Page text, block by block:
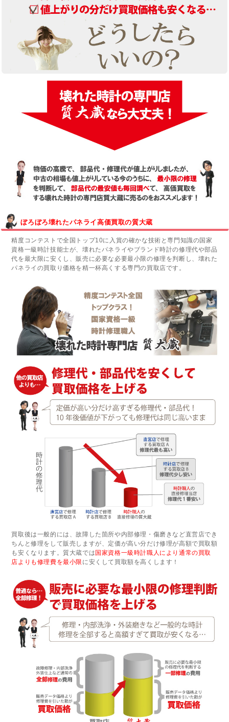
ぼろぼろ壊れたパネライ高価買取の質大蔵
精度コンテストで全国トップ10に入賞の確かな技術と専門知識の国家
資格一級時計技能士が、壊れたパネライやブランド時計の修理代や部品
代を最大限に安くし、販売に必要な必要最小限の修理を判断し、壊れた
パネライの買取り価格を精一杯高くする専門の買取店です。
買取後は一般的には、故障した箇所や内部修理・傷磨きなど直営店でき
ちんと修理をして販売しますが、定価が高い分だけ修理が高額で買取額
も安くなります。質大蔵では国家資格一級時計職人により通常の買取
店よりも修理費を最小限 に安くして買取額を高くします！